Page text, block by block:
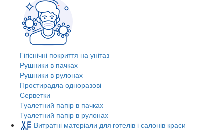
Гігієнічні покриття на унітаз
Рушники в пачках
Рушники в рулонах
Простирадла одноразові
Серветки
Туалетний папір в пачках
Туалетний папір в рулонах
Витратні матеріали для готелів і салонів краси